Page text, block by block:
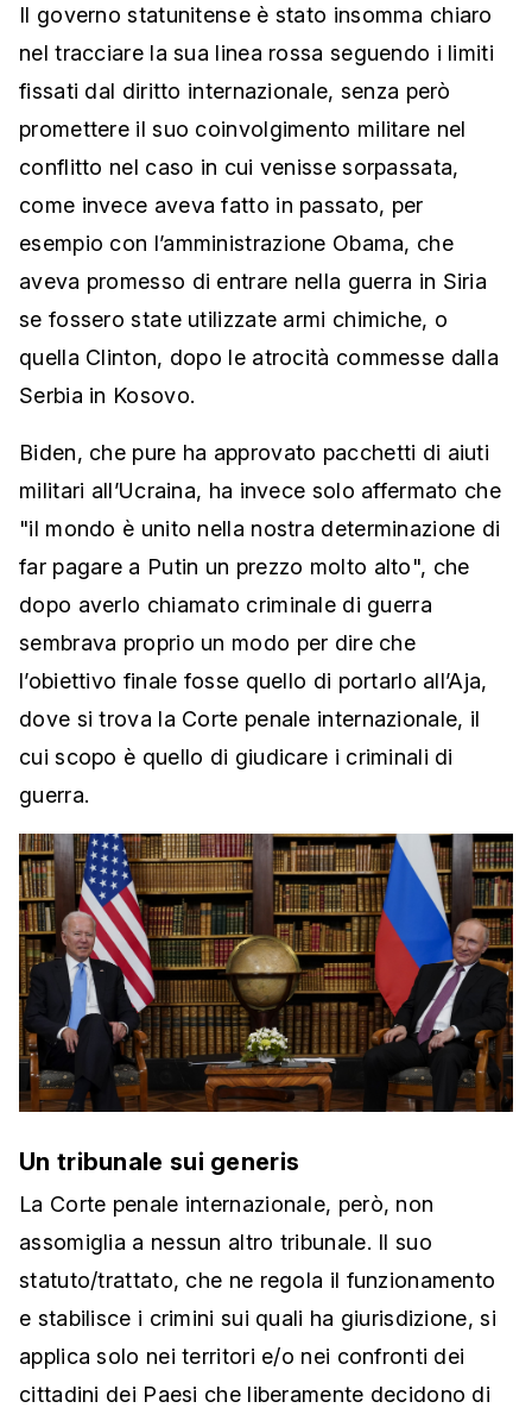
Il governo statunitense è stato insomma chiaro
nel tracciare la sua linea rossa seguendo i limiti
fissati dal diritto internazionale, senza però
promettere il suo coinvolgimento militare nel
conflitto nel caso in cui venisse sorpassata,
come invece aveva fatto in passato, per
esempio con l’amministrazione Obama, che
aveva promesso di entrare nella guerra in Siria
se fossero state utilizzate armi chimiche, o
quella Clinton, dopo le atrocità commesse dalla
Serbia in Kosovo.
Biden, che pure ha approvato pacchetti di aiuti
militari all’Ucraina, ha invece solo affermato che
"il mondo è unito nella nostra determinazione di
far pagare a Putin un prezzo molto alto", che
dopo averlo chiamato criminale di guerra
sembrava proprio un modo per dire che
l’obiettivo finale fosse quello di portarlo all’Aja,
dove si trova la Corte penale internazionale, il
cui scopo è quello di giudicare i criminali di
guerra.
Un tribunale sui generis
La Corte penale internazionale, però, non
assomiglia a nessun altro tribunale. Il suo
statuto/trattato, che ne regola il funzionamento
e stabilisce i crimini sui quali ha giurisdizione, si
applica solo nei territori e/o nei confronti dei
cittadini dei Paesi che liberamente decidono di